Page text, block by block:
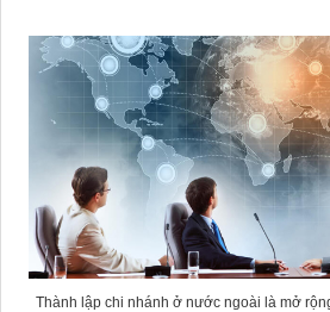
Thành lập chi nhánh ở nước ngoài là mở